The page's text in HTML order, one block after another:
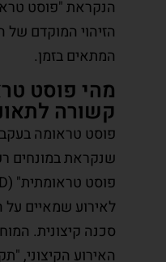
הנקראת "פוסט
הזיהוי המוקדם של
המתאים בזמן.
מהי פוסט
קשורה
פוסט טראומה
שנקראת במונחים
לאירוע שמאיים על
סכנה קיצונית.
האירוע הקיצוני,